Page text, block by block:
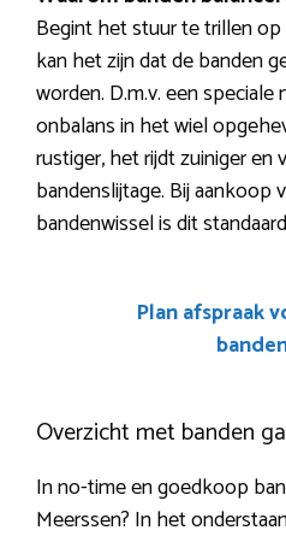
Begint het stuur te trillen
kan het zijn dat de banden
worden. D.m.v. een
onbalans in het wiel
rustiger, het rijdt zuiniger
bandenslijtage. Bij aankoop
bandenwissel is dit
Plan afspraak
Overzicht met banden
In no-time en goedkoop
Meerssen? In het